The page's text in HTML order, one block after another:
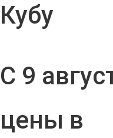
Кубу
С 9
цены в